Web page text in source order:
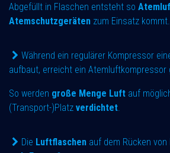
Abgefüllt in Flaschen entsteht so
Atemschutzgeräten zum Einsatz kommt.
Während ein regulärer Kompressor
aufbaut, erreicht ein Atemluftkompressor
So werden große Menge Luft auf
(Transport-)Platz verdichtet
Die Luftflaschen auf dem Rücken von